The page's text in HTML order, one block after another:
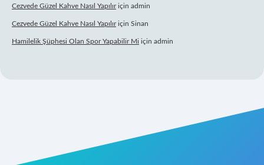
Cezvede Güzel Kahve Nasıl Yapılıriçin admin
Cezvede Güzel Kahve Nasıl Yapılıriçin Sinan
Hamilelik Şüphesi Olan Spor Yapabilir Mi için admin